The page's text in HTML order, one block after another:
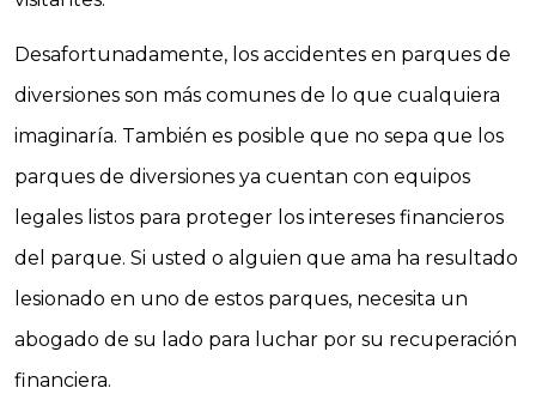
Desafortunadamente, los accidentes en parques de
diversiones son más comunes de lo que cualquiera
imaginaría. También es posible que no sepa que los
parques de diversiones ya cuentan con equipos
legales listos para proteger los intereses financieros
del parque. Si usted o alguien que ama ha resultado
lesionado en uno de estos parques, necesita un
abogado de su lado para luchar por su recuperación
financiera.